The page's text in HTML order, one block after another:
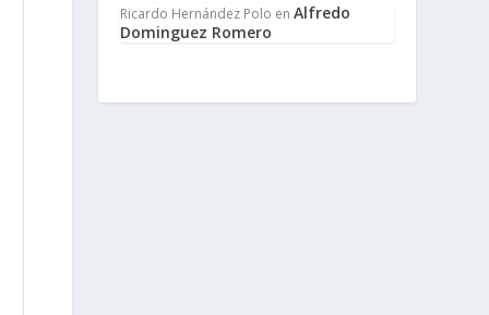
Ricardo Hernández Polo enAlfredo
Dominguez Romero